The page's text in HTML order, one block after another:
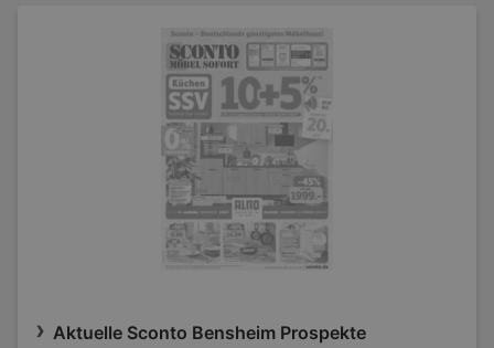
Aktuelle Sconto Bensheim Prospekte